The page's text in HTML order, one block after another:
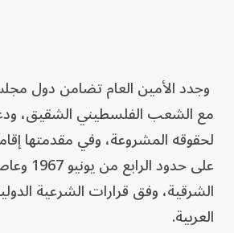
وجدد الأمين العام تضامن دول
مع الشعب الفلسطيني الشقيق،
لحقوقه المشروعة، وفي مقدمتها
على حدود
الشرقية، وفق قرارات الشرعية
العربية.